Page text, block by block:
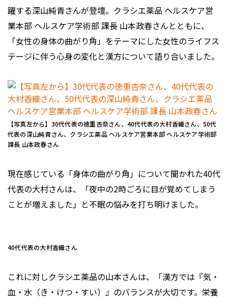
躍する深山純青さんが登壇。クラシエ薬品 ヘルスケア営
業本部 ヘルスケア学術部 課長 山本政春さんとともに、
「女性の身体の曲がり角」をテーマにした女性のライフス
テージに伴う心身の変化と漢方について語り合いました。
【写真左から】30代代表の徳重杏奈さん、40代代表の大村香織さん、50代
代表の深山純青さん、クラシエ薬品 ヘルスケア営業本部 ヘルスケア学術部
課長 山本政春さん
現在感じている「身体の曲がり角」について聞かれた40代
代表の大村さんは、「夜中の2時ごろに目が覚めてしまう
ことが増えました」と不眠の悩みを打ち明けました。
40代代表の大村香織さん
これに対しクラシエ薬品の山本さんは、「漢方では『気・
血・水（き・けつ・すい）』のバランスが大切です。栄養